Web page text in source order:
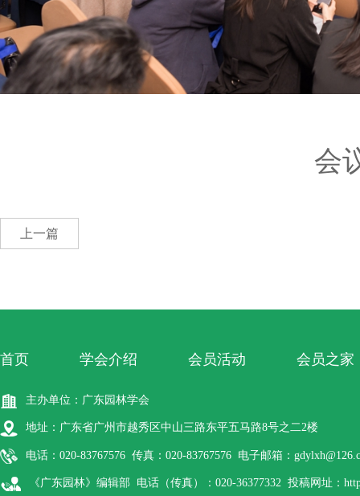
会
上一篇
首页 学会介绍 会员活动 会员之家
主办单位：广东园林学会
地址：广东省广州市越秀区中山三路东平五马路8号之二2楼
电话：020-83767576 传真：020-83767576 电子邮箱：
《广东园林》编辑部 电话（传真）：020-36377332 投稿网址：